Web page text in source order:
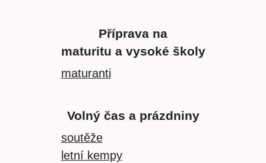
Příprava na
maturitu a vysoké školy
maturanti
Volný čas a prázdniny
soutěže
letní kempy